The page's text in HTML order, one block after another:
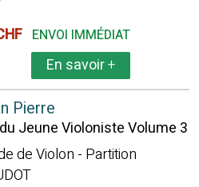
ENVOI IMMÉDIAT
En savoir+
Pierre
Jeune Violoniste Volume 3
de Violon - Partition